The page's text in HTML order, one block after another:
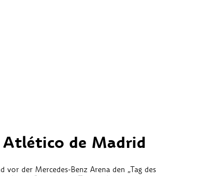
Atlético de Madrid
der Mercedes-Benz Arena den „Tag des